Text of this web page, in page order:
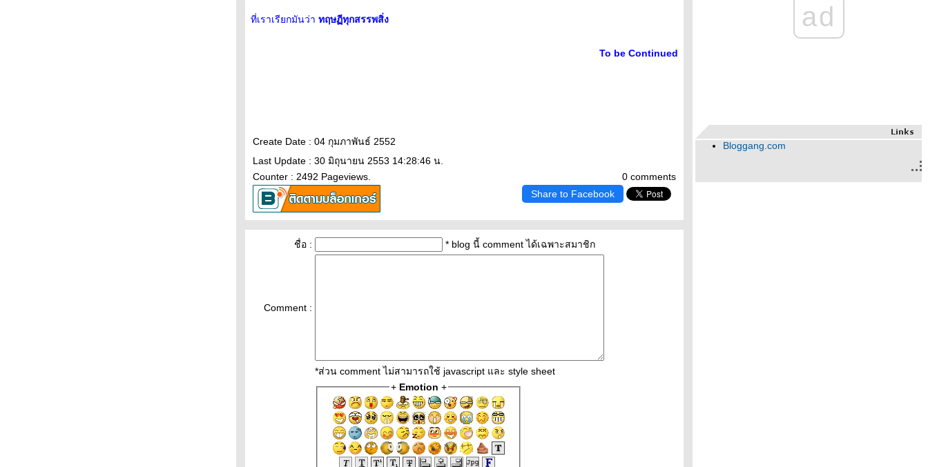
ที่เราเรียกมันว่า ทฤษฏีทุกสรรพสิ่ง
To be Continued
Create Date : 04 กุมภาพันธ์ 2552
0 comments
Last Update : 30 มิถุนายน 2553 14:28:46 น.
Counter : 2492 Pageviews.
Share to Facebook
ชื่อ : * blog นี้ comment ได้เฉพาะสมาชิก
Comment :
*ส่วน comment ไม่สามารถใช้ javascript และ style sheet
+ Emotion +
ad
Bloggang.com